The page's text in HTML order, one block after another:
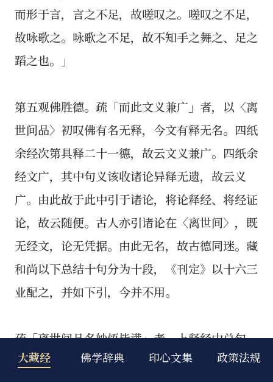
大藏经 佛学辞典 印心文集 政策法规